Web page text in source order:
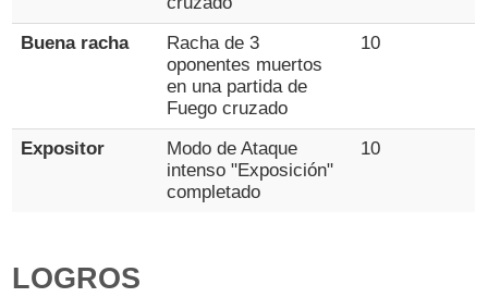
Buena racha
Racha de 3
oponentes muertos
en una partida de
Fuego cruzado
10
Expositor
Modo de Ataque
intenso "Exposición"
completado
10
LOGROS